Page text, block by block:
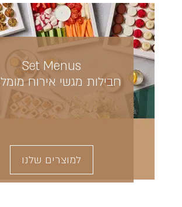
Set Menus
חבילות מגשי אירוח
למוצרים שלנו